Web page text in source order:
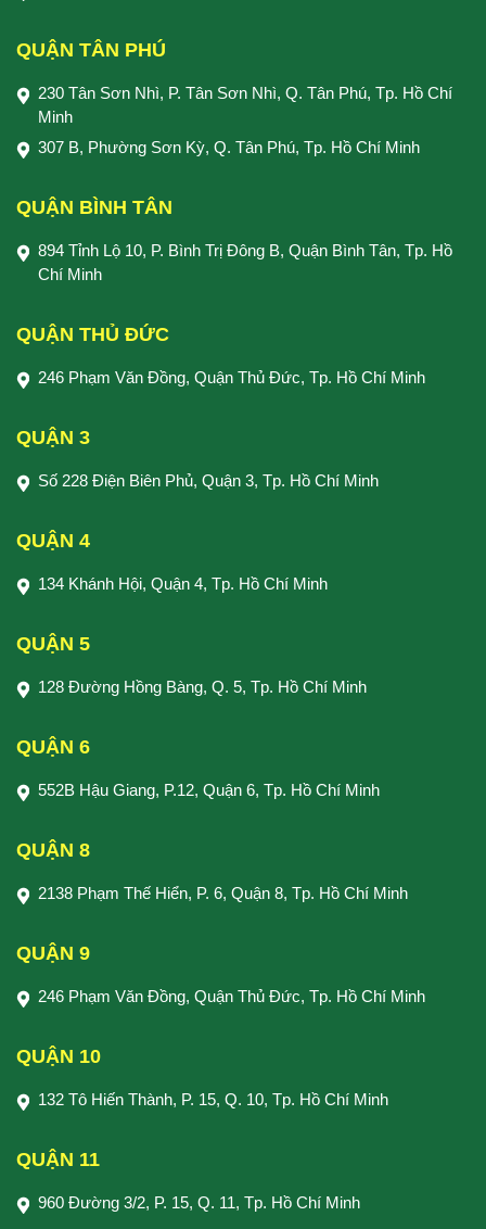
QUẬN TÂN PHÚ
230 Tân Sơn Nhì, P. Tân Sơn Nhì, Q. Tân Phú, Tp. Hồ Chí
Minh
307 B, Phường Sơn Kỳ, Q. Tân Phú, Tp. Hồ Chí Minh
QUẬN BÌNH TÂN
894 Tỉnh Lộ 10, P. Bình Trị Đông B, Quận Bình Tân, Tp. Hồ
Chí Minh
QUẬN THỦ ĐỨC
246 Phạm Văn Đồng, Quận Thủ Đức, Tp. Hồ Chí Minh
QUẬN 3
Số 228 Điện Biên Phủ, Quận 3, Tp. Hồ Chí Minh
QUẬN 4
134 Khánh Hội, Quận 4, Tp. Hồ Chí Minh
QUẬN 5
128 Đường Hồng Bàng, Q. 5, Tp. Hồ Chí Minh
QUẬN 6
552B Hậu Giang, P.12, Quận 6, Tp. Hồ Chí Minh
QUẬN 8
2138 Phạm Thế Hiển, P. 6, Quận 8, Tp. Hồ Chí Minh
QUẬN 9
246 Phạm Văn Đồng, Quận Thủ Đức, Tp. Hồ Chí Minh
QUẬN 10
132 Tô Hiến Thành, P. 15, Q. 10, Tp. Hồ Chí Minh
QUẬN 11
960 Đường 3/2, P. 15, Q. 11, Tp. Hồ Chí Minh